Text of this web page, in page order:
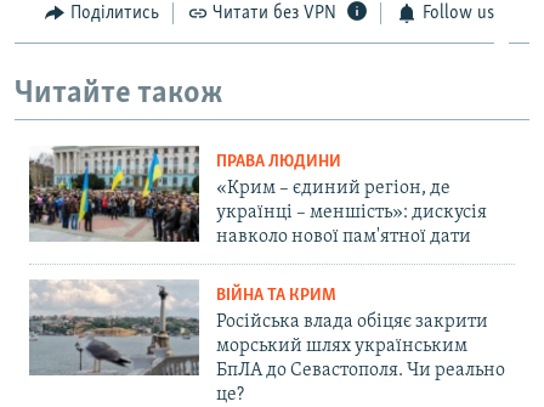
Поділитись Читати без VPN Follow us
Читайте також
ПРАВА ЛЮДИНИ
«Крим – єдиний регіон, де
українці – меншість»: дискусія
навколо нової пам'ятної дати
ВІЙНА ТА КРИМ
Російська влада обіцяє закрити
морський шлях українським
БпЛА до Севастополя. Чи реально
це?